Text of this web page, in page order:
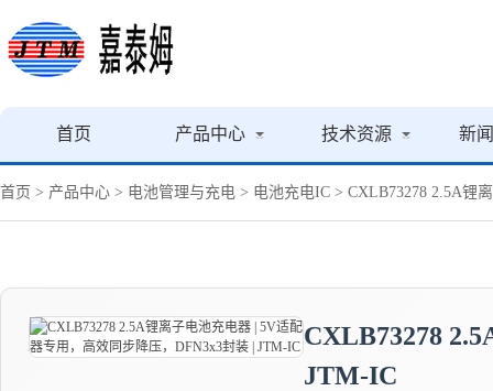
首页 产品中心 技术资源 新
首页 > 产品中心 > 电池管理与充电 > 电池充电IC > CXLB73278 2.5A锂
CXLB73278
JTM-IC